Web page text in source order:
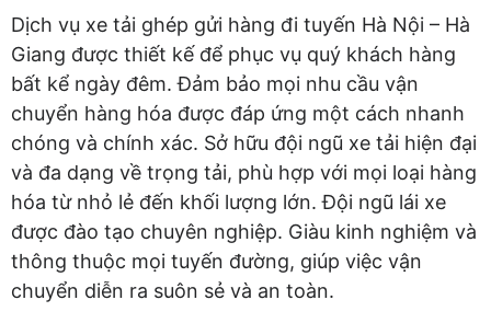
Dịch vụ xe tải ghép gửi hàng đi tuyến Hà Nội – Hà
Giang được thiết kế để phục vụ quý khách hàng
bất kể ngày đêm. Đảm bảo mọi nhu cầu vận
chuyển hàng hóa được đáp ứng một cách nhanh
chóng và chính xác. Sở hữu đội ngũ xe tải hiện đại
và đa dạng về trọng tải, phù hợp với mọi loại hàng
hóa từ nhỏ lẻ đến khối lượng lớn. Đội ngũ lái xe
được đào tạo chuyên nghiệp. Giàu kinh nghiệm và
thông thuộc mọi tuyến đường, giúp việc vận
chuyển diễn ra suôn sẻ và an toàn.